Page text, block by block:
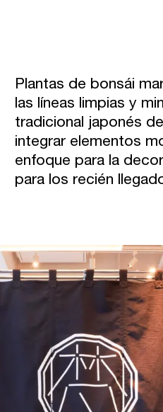
Plantas de bonsái
las líneas limpias y
tradicional japonés
integrar elementos
enfoque para la
para los recién